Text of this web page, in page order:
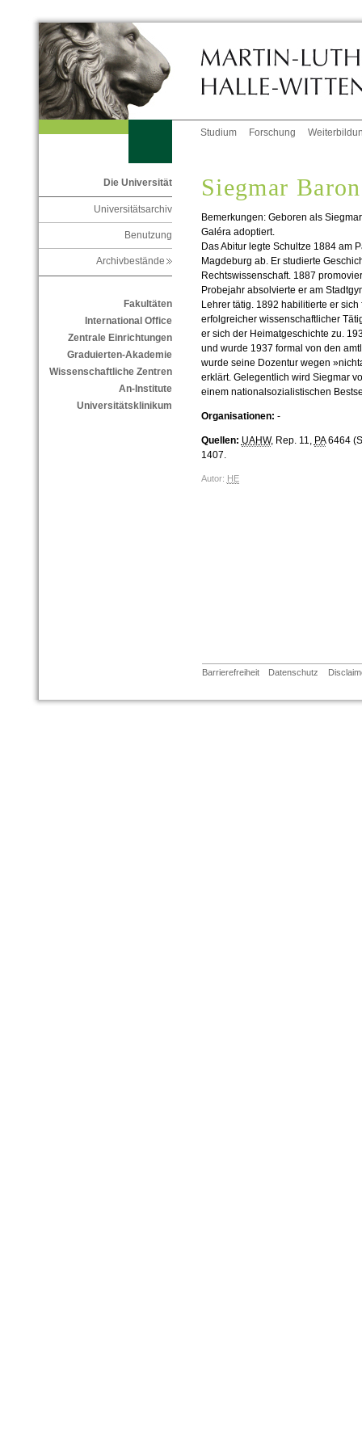
Studium Forschung
Die Universität
Universitätsarchiv
Benutzung
Archivbestände
Fakultäten
International Office
Zentrale Einrichtungen
Graduierten-Akademie
Wissenschaftliche Zentren
An-Institute
Universitätsklinikum
Siegmar
Bemerkungen: Geboren als
Galéra adoptiert.
Das Abitur legte Schultze 1884 am
Magdeburg ab. Er studierte
Rechtswissenschaft. 1887
Probejahr absolvierte er am
Lehrer tätig. 1892 habilitierte er
erfolgreicher wissenschaftlicher
er sich der Heimatgeschichte zu.
und wurde 1937 formal von den
wurde seine Dozentur wegen
erklärt. Gelegentlich wird Siegmar
einem nationalsozialistischen
Organisationen: -
Quellen: UAHW, Rep. 11, PA6464
1407.
Autor: HE
Barrierefreiheit Datenschutz